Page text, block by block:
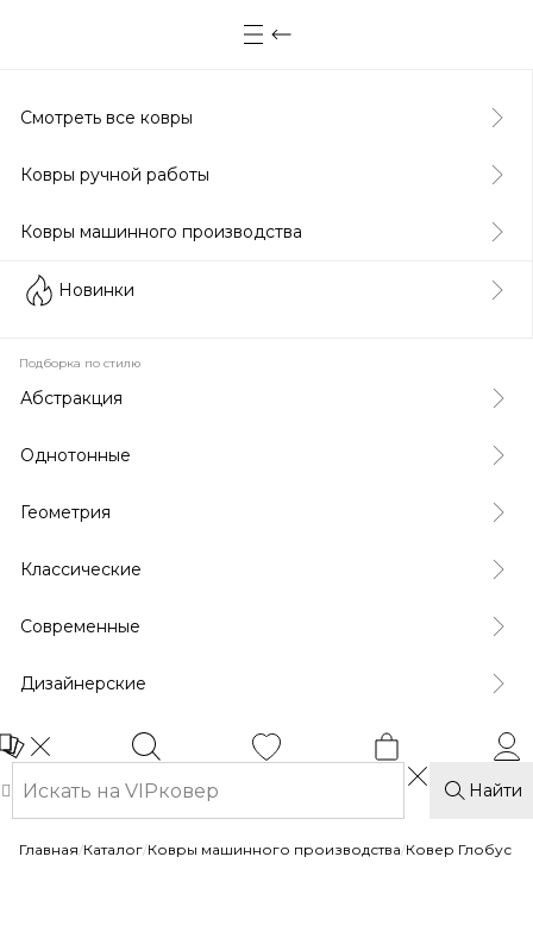
Смотреть все ковры
Ковры ручной работы
Ковры машинного производства
Новинки
Подборка по стилю
Абстракция
Однотонные
Геометрия
Классические
Современные
Дизайнерские
Найти
Главная/Каталог/Ковры машинного производства/Ковер Глобус